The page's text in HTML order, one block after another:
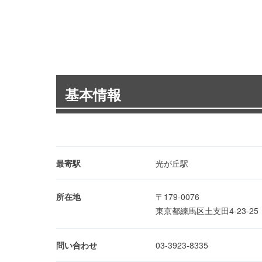
基本情報
最寄駅 光が丘駅
所在地
〒179-0076
東京都練馬区土支田4-23-25
問い合わせ 03-3923-8335